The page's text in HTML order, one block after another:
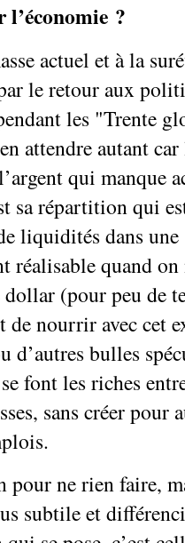
?
actuel et à la
le retour aux
les "Trente
attendre autant
qui manque
sa répartition qui
liquidités dans
réalisable quand on
(pour peu de
nourrir avec cet
bulles
font les riches
sans créer pour
pour ne rien faire,
subtile et